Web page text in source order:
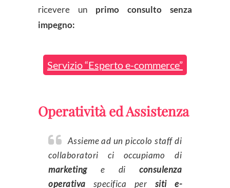
ricevere un primo consulto senza
impegno:
Servizio “Esperto e-commerce”
Operatività ed Assistenza
Assieme ad un piccolo staff di
collaboratori ci occupiamo di
marketinge di consulenza
operativa specifica per siti e-